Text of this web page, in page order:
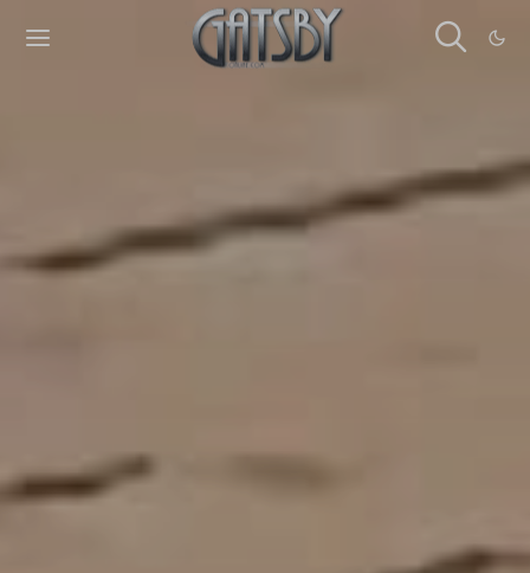
Cookies management panel